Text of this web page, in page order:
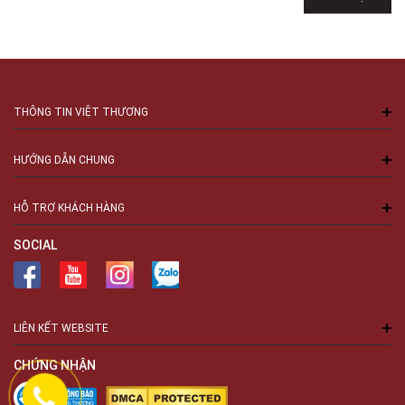
THÔNG TIN VIỆT THƯƠNG
HƯỚNG DẪN CHUNG
HỖ TRỢ KHÁCH HÀNG
SOCIAL
LIÊN KẾT WEBSITE
CHỨNG NHẬN